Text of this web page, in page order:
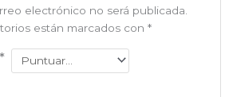
electrónico no será publicada.
están marcados con *
*